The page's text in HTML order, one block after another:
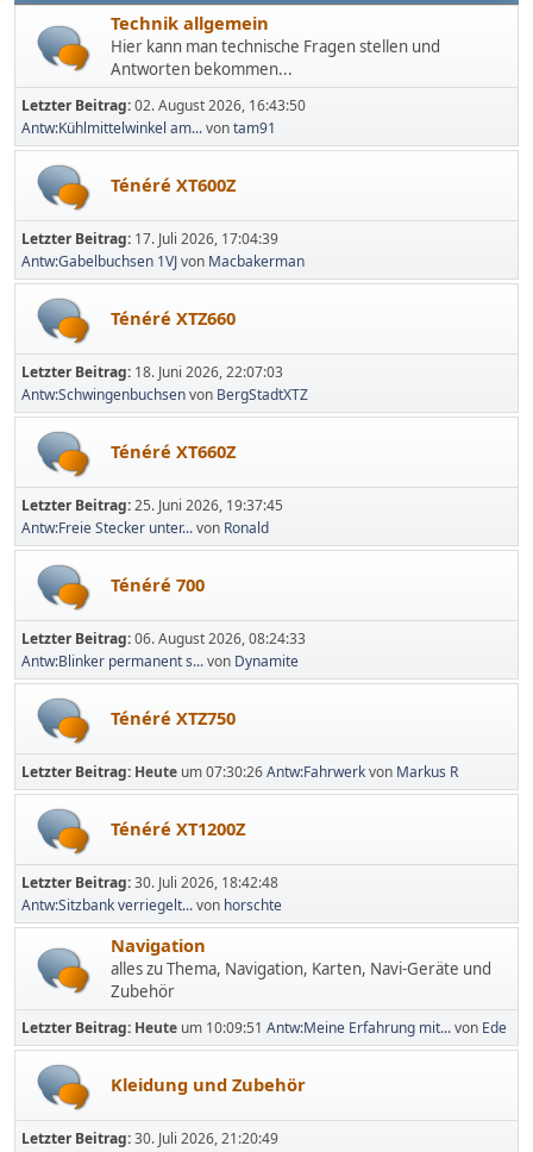
Technik allgemein
Hier kann man technische Fragen stellen und
Antworten bekommen...
Letzter Beitrag:02. August 2026, 16:43:50
Antw:Kühlmittelwinkel am...vontam91
Ténéré XT600Z
Letzter Beitrag: 17. Juli 2026, 17:04:39
Antw:Gabelbuchsen 1VJvon Macbakerman
Ténéré XTZ660
Letzter Beitrag: 18. Juni 2026, 22:07:03
Antw:Schwingenbuchsenvon BergStadtXTZ
Ténéré XT660Z
Letzter Beitrag:25. Juni 2026, 19:37:45
Antw:Freie Stecker unter...von Ronald
Ténéré 700
Letzter Beitrag:06. August 2026, 08:24:33
Antw:Blinker permanent s...von Dynamite
Ténéré XTZ750
Letzter Beitrag: Heute um 07:30:26Antw:Fahrwerkvon Markus R
Ténéré XT1200Z
Letzter Beitrag:30. Juli 2026, 18:42:48
Antw:Sitzbank verriegelt...von horschte
Navigation
alles zu Thema, Navigation, Karten, Navi-Geräte und
Zubehör
Letzter Beitrag: Heute um 10:09:51 Antw:Meine Erfahrung mit...von Ede
Kleidung und Zubehör
Letzter Beitrag:30. Juli 2026, 21:20:49